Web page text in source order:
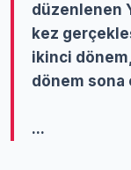
düzenlenen
kez
ikinci
dönem sona
...